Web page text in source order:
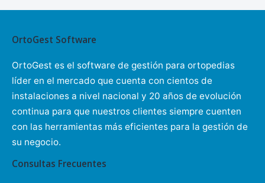
OrtoGest Software
OrtoGest es el software de gestión para ortopedias
líder en el mercado que cuenta con cientos de
instalaciones a nivel nacional y 20 años de evolución
continua para que nuestros clientes siempre cuenten
con las herramientas más eficientes para la gestión de
su negocio.
Consultas Frecuentes